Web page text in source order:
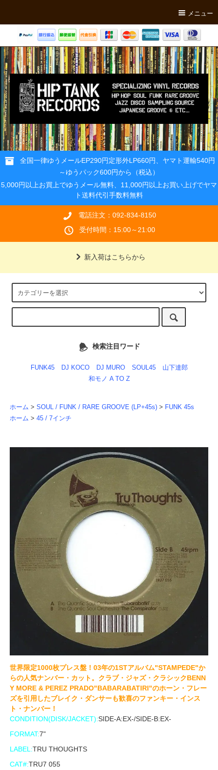
メニュー
全国一律ゆうメールEP290円定形外LP660円、ヤマト運輸540円
～ゆうパック600円から（税込）
5,000円以上お買上でゆうメール無料、11,000円以上お買い上げでヤマ
ト送料代引手数料無料
電話注文：092-834-8150
受付時間：15:00～21:00
新入荷はこちらから
検索注目ワード
FUNK45 DJ KOCO DJ MURO SOUL45
山下達郎
和モノ A TO Z
ホーム > SOUL / FUNK / RARE GROOVE (LP+45s) > FUNK 45s
ホーム > 45 / 7インチ
世界限定1000枚プレス盤！03年の1STアルバム"STAMPEDE"か
らの人気ナンバー・カット。クラブ・ジャズ・クラシックBENN
Y MORE & PEREZ PRADO"BABARABATIRI"のホーン・フレー
ズを引用したブレイク・ダンサーも歓喜のファンキー・インス
ト・ナンバー！
CONDITION(DISK/JACKET):SIDE-A:EX-/SIDE-B:EX-
FORMAT:7"
LABEL:TRU THOUGHTS
CAT#:TRU7 055